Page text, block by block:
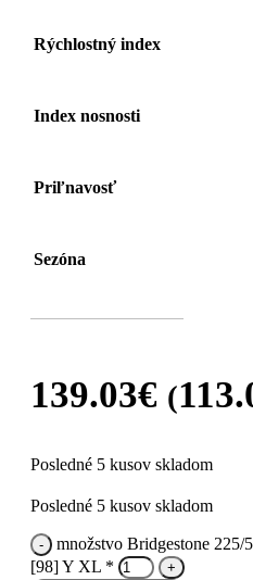
Rýchlostný index
Index nosnosti
Priľnavosť
Sezóna
139.03€ (
Posledné 5 kusov skladom
Posledné 5 kusov skladom
množstvo Bridgestone
[98] Y XL *